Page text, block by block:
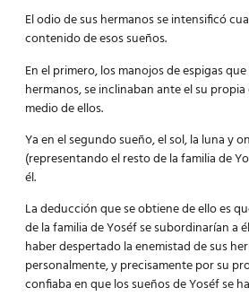
El odio de sus hermanos se intensificó
contenido de esos sueños.
En el primero, los manojos de espigas
hermanos, se inclinaban ante el su
medio de ellos.
Ya en el segundo sueño, el sol, la luna y
(representando el resto de la familia de
él.
La deducción que se obtiene de ello es
de la familia de Yoséf se subordinarían a
haber despertado la enemistad de sus
personalmente, y precisamente por su
confiaba en que los sueños de Yoséf se